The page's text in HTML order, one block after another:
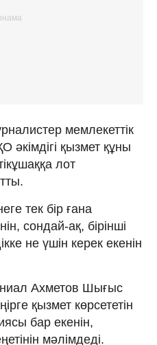
мемлекеттік
қызмет құны
лот
тек бір ғана
сондай-ақ, бірінші
не үшін керек екенін
Ахметов Шығыс
қызмет көрсететін
бар екенін,
мәлімдеді.